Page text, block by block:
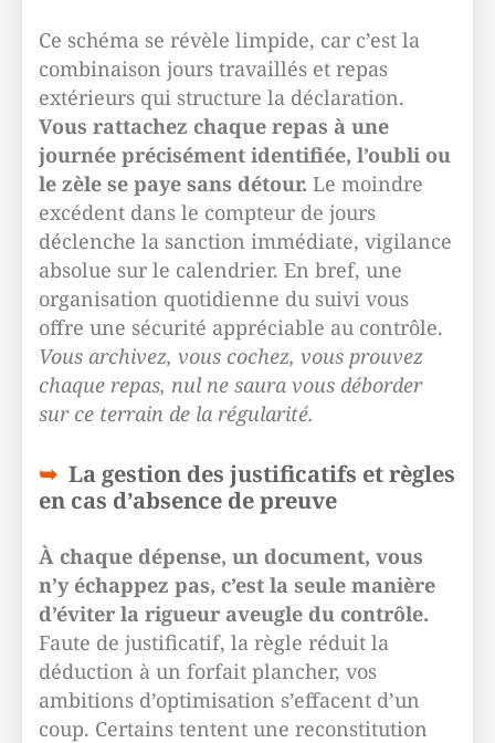
Ce schéma se révèle limpide, car c’est la
combinaison jours travaillés et repas
extérieurs qui structure la déclaration.
Vous rattachez chaque repas à une
journée précisément identifiée, l’oubli ou
le zèle se paye sans détour. Le moindre
excédent dans le compteur de jours
déclenche la sanction immédiate, vigilance
absolue sur le calendrier. En bref, une
organisation quotidienne du suivi vous
offre une sécurité appréciable au contrôle.
Vous archivez, vous cochez, vous prouvez
chaque repas, nul ne saura vous déborder
sur ce terrain de la régularité.
La gestion des justificatifs et règles
en cas d’absence de preuve
À chaque dépense, un document, vous
n’y échappez pas, c’est la seule manière
d’éviter la rigueur aveugle du contrôle.
Faute de justificatif, la règle réduit la
déduction à un forfait plancher, vos
ambitions d’optimisation s’effacent d’un
coup. Certains tentent une reconstitution